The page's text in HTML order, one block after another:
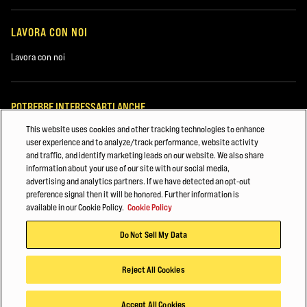
globale di concessionari Hyster di zona.
Per maggiori informazioni, visitate il sitowww.hyster.com.
LAVORA CON NOI
Lavora con noi
POTREBBE INTERESSARTI ANCHE
Attrezzature per porti, terminal e intermodali
Logistica
Ricambi per carrelli elevatori
© 2026 Hyster-Yale Materials Handling, Inc., tutti i diritti riservati.
Politica sulla privacy Termini di utilizzo Politica dei cookie
This website uses cookies and other tracking technologies to enhance
user experience and to analyze/track performance, website activity
and traffic, and identify marketing leads on our website. We also share
information about your use of our site with our social media,
advertising and analytics partners. If we have detected an opt-out
preference signal then it will be honored. Further information is
available in our Cookie Policy. Cookie Policy
Do Not Sell My Data
Reject All Cookies
Accept All Cookies